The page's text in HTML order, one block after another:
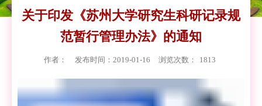
关于印发《苏州大学研究生科研记录规
范暂行管理办法》的通知
作者： 发布时间：2019-01-16 浏览次数： 1813